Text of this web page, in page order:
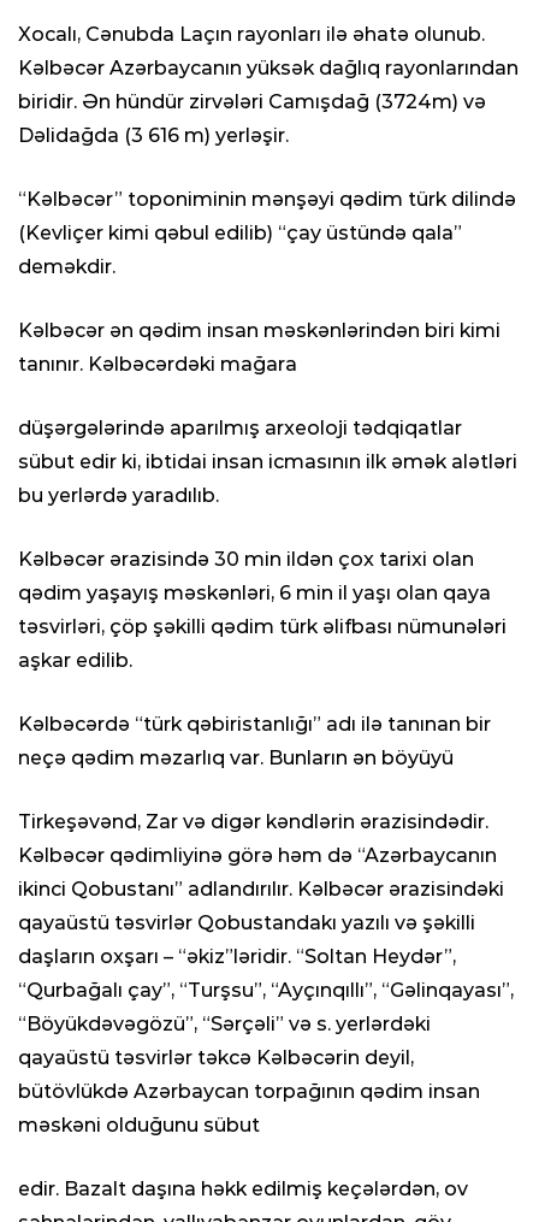
Xocalı, Cənubda Laçın rayonları ilə əhatə olunub.
Kəlbəcər Azərbaycanın yüksək dağlıq rayonlarından
biridir. Ən hündür zirvələri Camışdağ (3724m) və
Dəlidağda (3 616 m) yerləşir.
“Kəlbəcər” toponiminin mənşəyi qədim türk dilində
(Kevliçer kimi qəbul edilib) “çay üstündə qala”
deməkdir.
Kəlbəcər ən qədim insan məskənlərindən biri kimi
tanınır. Kəlbəcərdəki mağara
düşərgələrində aparılmış arxeoloji tədqiqatlar
sübut edir ki, ibtidai insan icmasının ilk əmək alətləri
bu yerlərdə yaradılıb.
Kəlbəcər ərazisində 30 min ildən çox tarixi olan
qədim yaşayış məskənləri, 6 min il yaşı olan qaya
təsvirləri, çöp şəkilli qədim türk əlifbası nümunələri
aşkar edilib.
Kəlbəcərdə “türk qəbiristanlığı” adı ilə tanınan bir
neçə qədim məzarlıq var. Bunların ən böyüyü
Tirkeşəvənd, Zar və digər kəndlərin ərazisindədir.
Kəlbəcər qədimliyinə görə həm də “Azərbaycanın
ikinci Qobustanı” adlandırılır. Kəlbəcər ərazisindəki
qayaüstü təsvirlər Qobustandakı yazılı və şəkilli
daşların oxşarı – “əkiz”ləridir. “Soltan Heydər”,
“Qurbağalı çay”, “Turşsu”, “Ayçınqıllı”, “Gəlinqayası”,
“Böyükdəvəgözü”, “Sərçəli” və s. yerlərdəki
qayaüstü təsvirlər təkcə Kəlbəcərin deyil,
bütövlükdə Azərbaycan torpağının qədim insan
məskəni olduğunu sübut
edir. Bazalt daşına həkk edilmiş keçələrdən, ov